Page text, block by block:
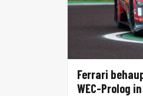
Ferrari
WEC-Prolog